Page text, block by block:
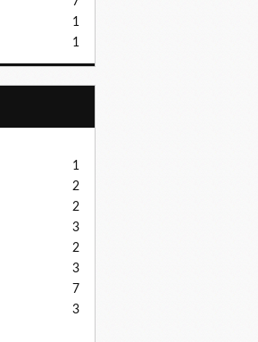
1
1
1
2
2
3
2
3
7
3